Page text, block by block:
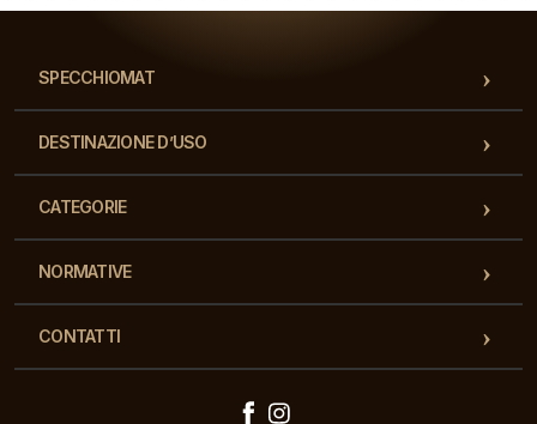
SPECCHIOMAT
DESTINAZIONE D’USO
CATEGORIE
NORMATIVE
CONTATTI